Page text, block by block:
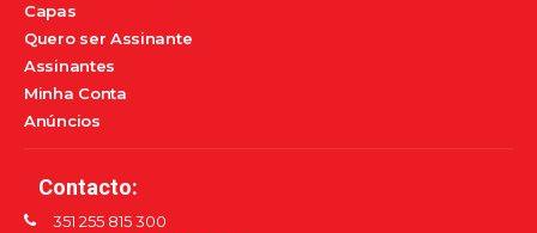
Capas
Quero ser Assinante
Assinantes
Minha Conta
Anúncios
Contacto:
351 255 815 300